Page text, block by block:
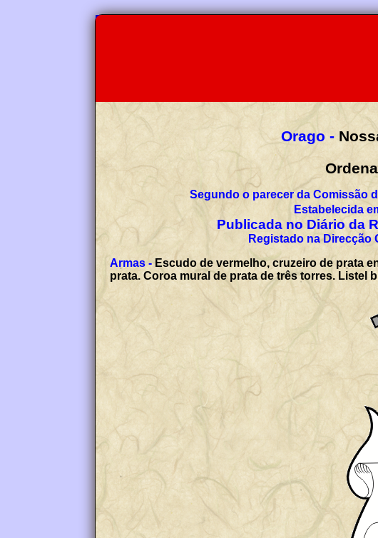
Orago -
Segundo o parecer da Comissão
Estabelecida
Publicada no Diário da
Registado na Direcção
Armas - Escudo de vermelho, cruzeiro de prata
prata. Coroa mural de prata de três torres. Listel